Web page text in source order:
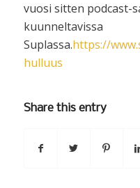
vuosi sitten podcast-
kuunneltavissa
Suplassa.https://
hulluus
Share this entry